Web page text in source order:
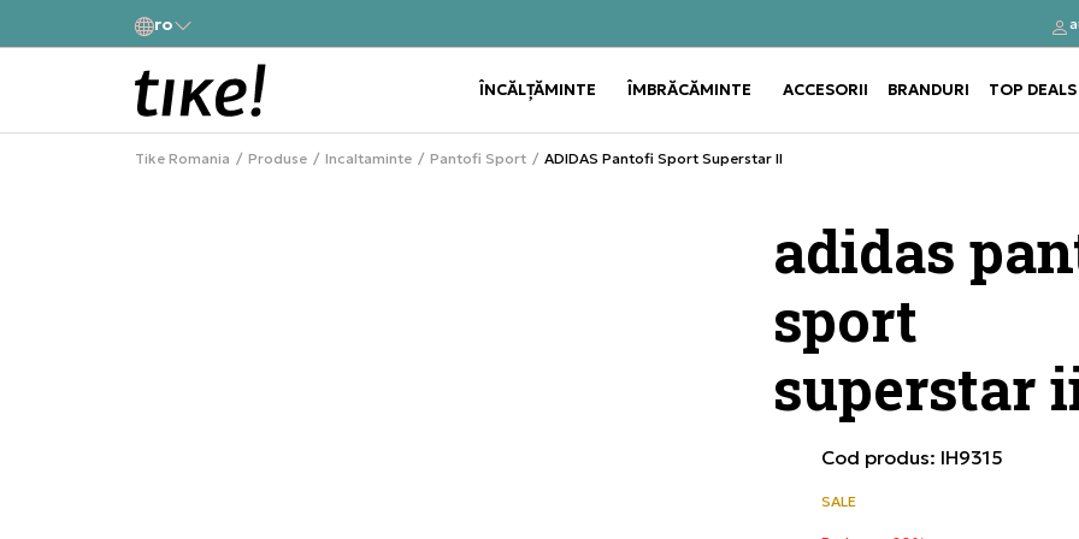
ro
ÎNCĂLȚĂMINTE Use shift+Enter to open or close
ÎMBRĂCĂMINTE Use shift+Enter to open or close
ACCESORII BRANDURI TOP DEALS
Tike Romania Produse Incaltaminte Pantofi Sport ADIDAS Pantofi Sport Superstar II
adidas
sport
superstar
Cod produs: IH9315
SALE